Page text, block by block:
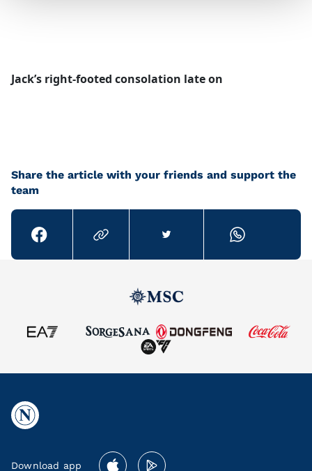
Jack’s right-footed consolation late on
Share the article with your friends and support the
team
Download app